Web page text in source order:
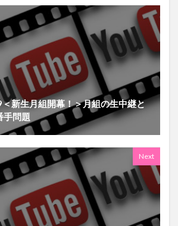
新生月組開幕！＞月組の生中継と
手問題
Next